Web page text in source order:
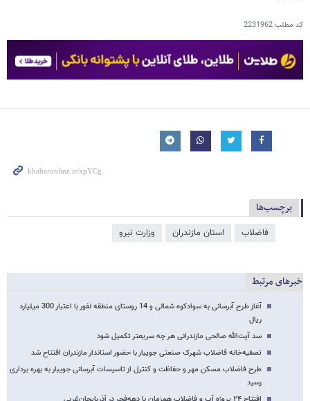
کد مطلب2231962
برچسب‌ها
فاضلاب استان مازندران وزارت نیرو
خبرهای مرتبط
آغاز طرح آبرسانی به سوادکوه شمالی و 14 روستای منطقه لفور با اعتبار 300 میلیارد
ریال
سد آیت‌الله صالحی مازندرانی هر چه سریعتر تکمیل شود
تصفیه‌خانه فاضلاب شهرک صنعتی جویبار با حضور استاندار مازندران افتتاح شد
طرح فاضلاب مسکن مهر و حفاظت و کنترل از تاسیسات آبرسانی جویبار به بهره برداری
رسید